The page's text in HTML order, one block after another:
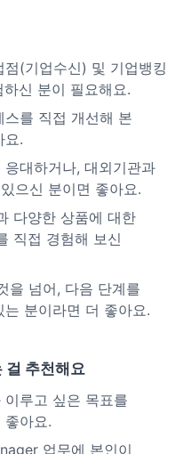
(기업수신) 및 기업뱅킹
신 분이 필요해요.
를 직접 개선해 본
요.
대하거나, 대외기관과
으신 분이면 좋아요.
다양한 상품에 대한
직접 경험해 보신
을 넘어, 다음 단계를
분이라면 더 좋아요.
걸 추천해요
루고 싶은 목표를
좋아요.
업무에 본인이